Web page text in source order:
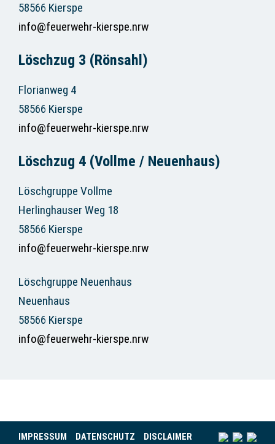
58566 Kierspe
info@feuerwehr-kierspe.nrw
Löschzug 3 (Rönsahl)
Florianweg 4
58566 Kierspe
info@feuerwehr-kierspe.nrw
Löschzug 4 (Vollme / Neuenhaus)
Löschgruppe Vollme
Herlinghauser Weg 18
58566 Kierspe
info@feuerwehr-kierspe.nrw
Löschgruppe Neuenhaus
Neuenhaus
58566 Kierspe
info@feuerwehr-kierspe.nrw
IMPRESSUM DATENSCHUTZ DISCLAIMER